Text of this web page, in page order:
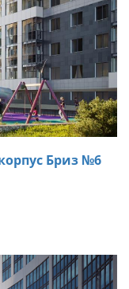
Бриз №6